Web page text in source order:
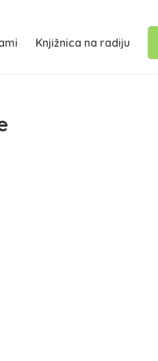
Knjižnica na radiju